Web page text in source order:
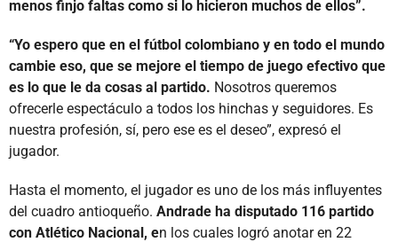
menos finjo faltas como si lo hicieron muchos de ellos”.
“Yo espero que en el fútbol colombiano y en todo el mundo
cambie eso, que se mejore el tiempo de juego efectivo que
es lo que le da cosas al partido. Nosotros queremos
ofrecerle espectáculo a todos los hinchas y seguidores. Es
nuestra profesión, sí, pero ese es el deseo”, expresó el
jugador.
Hasta el momento, el jugador es uno de los más influyentes
del cuadro antioqueño. Andrade ha disputado 116 partido
con Atlético Nacional, en los cuales logró anotar en 22